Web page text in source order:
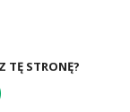
TĘ STRONĘ?